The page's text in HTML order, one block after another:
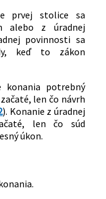
prvej stolice sa
alebo z úradnej
povinnosti sa
keď to zákon
konania potrebný
len čo návrh
). Konanie z úradnej
len čo súd
úkon.